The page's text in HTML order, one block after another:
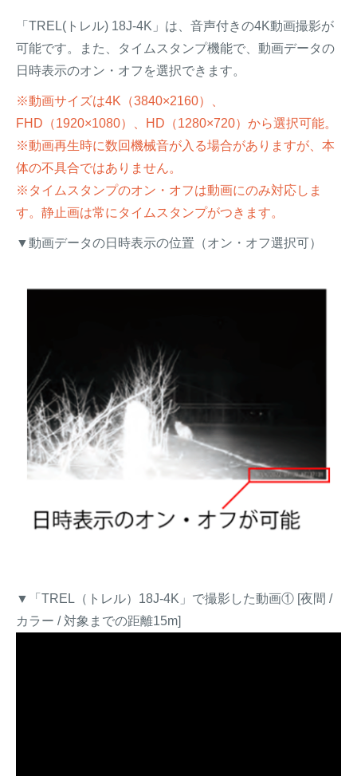
「TREL(トレル) 18J-4K」は、音声付きの4K動画撮影が
可能です。また、タイムスタンプ機能で、動画データの
日時表示のオン・オフを選択できます。
※動画サイズは4K（3840×2160）、
FHD（1920×1080）、HD（1280×720）から選択可能。
※動画再生時に数回機械音が入る場合がありますが、本
体の不具合ではありません。
※タイムスタンプのオン・オフは動画にのみ対応しま
す。静止画は常にタイムスタンプがつきます。
▼動画データの日時表示の位置（オン・オフ選択可）
▼「TREL（トレル）18J-4K」で撮影した動画① [夜間 /
カラー / 対象までの距離15m]